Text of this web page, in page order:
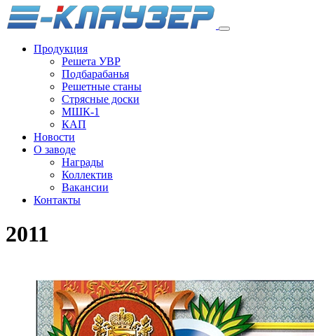
Продукция
Решета УВР
Подбарабанья
Решетные станы
Стрясные доски
МШК-1
КАП
Новости
О заводе
Награды
Коллектив
Вакансии
Контакты
2011